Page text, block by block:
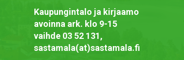
Kaupungintalo ja kirjaamo
avoinna ark. klo 9-15
vaihde 03 52 131,
sastamala(at)sastamala.fi